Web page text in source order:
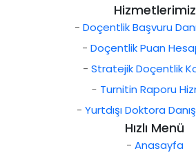
Hizmetlerimiz
- Doçentlik Başvuru
- Doçentlik Puan
- Stratejik Doçentlik
- Turnitin Raporu
- Yurtdışı Doktora
Hızlı Menü
- Anasayfa